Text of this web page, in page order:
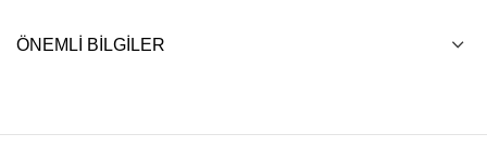
ÖNEMLI BILGILER